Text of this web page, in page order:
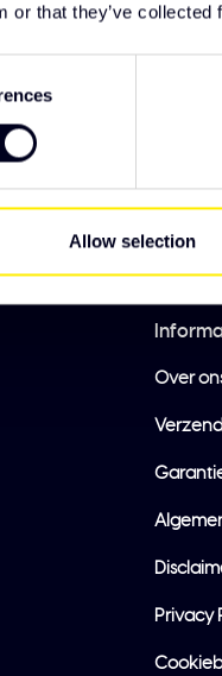
or that they’ve
Allow selection
Over
Privacy